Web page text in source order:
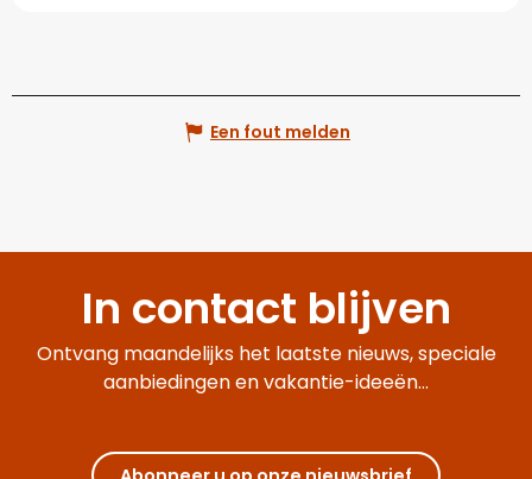
Een fout melden
In contact blijven
Ontvang maandelijks het laatste nieuws, speciale
aanbiedingen en vakantie-ideeën...